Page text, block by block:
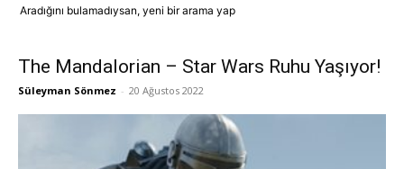
Aradığını bulamadıysan, yeni bir arama yap
The Mandalorian – Star Wars Ruhu Yaşıyor!
Süleyman Sönmez - 20 Ağustos 2022